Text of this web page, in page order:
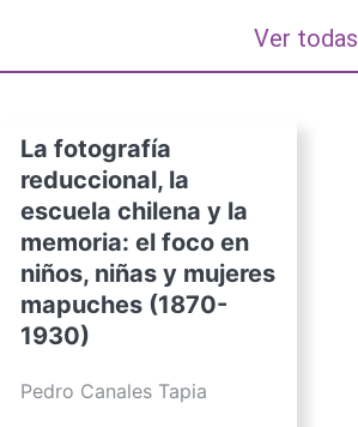
Ver todas
La fotografía
reduccional, la
escuela chilena y la
memoria: el foco en
niños, niñas y mujeres
mapuches (1870-
1930)
Pedro Canales Tapia